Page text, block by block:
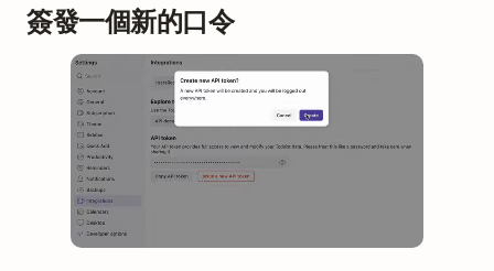
簽發一個新的口令